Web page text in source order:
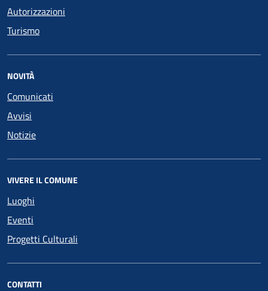
Autorizzazioni
Turismo
NOVITÀ
Comunicati
Avvisi
Notizie
VIVERE IL COMUNE
Luoghi
Eventi
Progetti Culturali
CONTATTI